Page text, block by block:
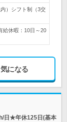
）シフト制（3交
給休暇：10日～20
気になる
日★年休125日(基本